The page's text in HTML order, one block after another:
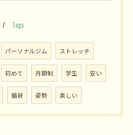
Tags
パーソナルジム ストレッチ
初めて 月額制 学生 安い
猫背 姿勢 楽しい